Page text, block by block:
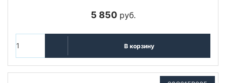
5 850руб.
В корзину